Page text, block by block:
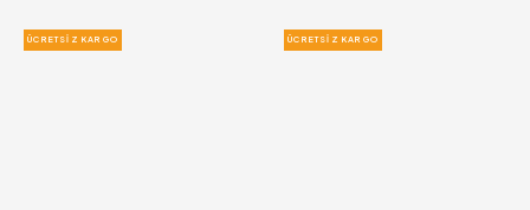
ÜCRETSIZ KARGO ÜCRETSIZ KARGO